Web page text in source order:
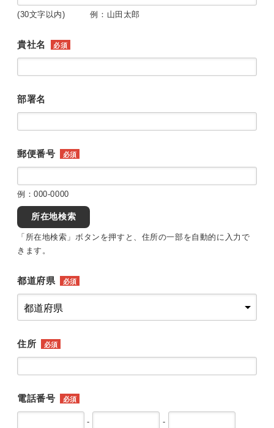
(30文字以内) 例：山田太郎
貴社名 必須
部署名
郵便番号 必須
例：000-0000
所在地検索
「所在地検索」ボタンを押すと、住所の一部を自動的に入力で
きます。
都道府県 必須
住所 必須
電話番号 必須
-
-